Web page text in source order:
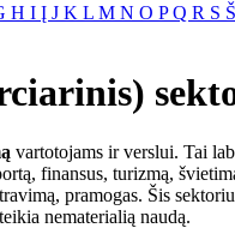
H I Į J K L M N O PQ R S Š
vartotojams ir verslui. Tai
finansus, turizmą,
pramogas. Šis
nematerialią naudą.